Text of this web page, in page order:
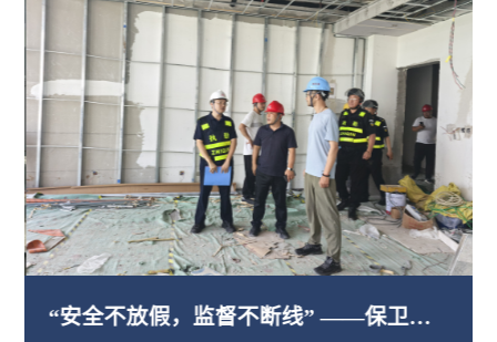
“安全不放假，监督不断线” ——保卫处